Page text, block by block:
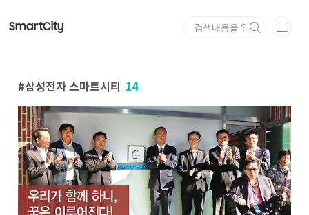
SmartCity
삼성전자 스마트시티 14